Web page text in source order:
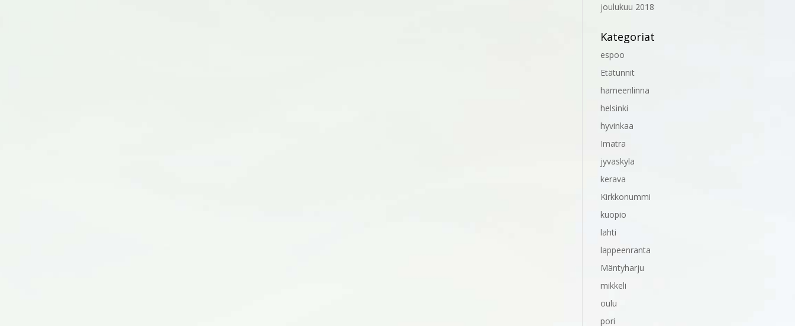
joulukuu 2018
Kategoriat
espoo
Etätunnit
hameenlinna
helsinki
hyvinkaa
Imatra
jyvaskyla
kerava
Kirkkonummi
kuopio
lahti
lappeenranta
Mäntyharju
mikkeli
oulu
pori